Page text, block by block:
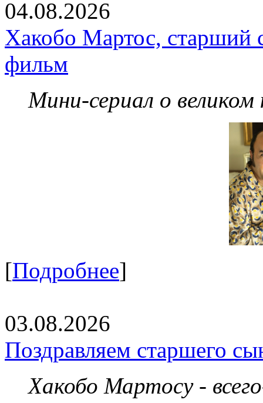
04.08.2026
Хакобо Мартос, старший
фильм
Мини-сериал о великом
[Подробнее]
03.08.2026
Поздравляем старшего
Хакобо Мартосу -